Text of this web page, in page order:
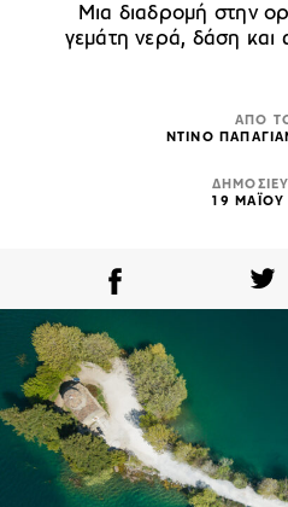
Μια διαδρομή στην
γεμάτη νερά, δάση και
ΑΠΟ
ΝΤΙΝΟ
19 ΜΑΪΟΥ